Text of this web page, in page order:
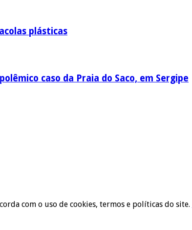
plásticas
caso da Praia do Saco, em Sergipe
com o uso de cookies, termos e políticas do site.